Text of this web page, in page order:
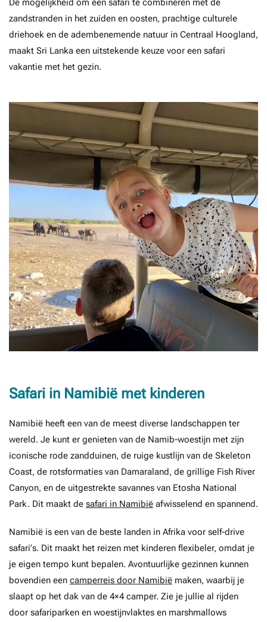
De mogelijkheid om een safari te combineren met de
zandstranden in het zuiden en oosten, prachtige culturele
driehoek en de adembenemende natuur in Centraal Hoogland,
maakt Sri Lanka een uitstekende keuze voor een safari
vakantie met het gezin.
Safari in Namibië met kinderen
Namibië heeft een van de meest diverse landschappen ter
wereld. Je kunt er genieten van de Namib-woestijn met zijn
iconische rode zandduinen, de ruige kustlijn van de Skeleton
Coast, de rotsformaties van Damaraland, de grillige Fish River
Canyon, en de uitgestrekte savannes van Etosha National
Park. Dit maakt de safari in Namibië afwisselend en spannend.
Namibië is een van de beste landen in Afrika voor self-drive
safari’s. Dit maakt het reizen met kinderen flexibeler, omdat je
je eigen tempo kunt bepalen. Avontuurlijke gezinnen kunnen
bovendien een camperreis door Namibië maken, waarbij je
slaapt op het dak van de 4×4 camper. Zie je jullie al rijden
door safariparken en woestijnvlaktes en marshmallows